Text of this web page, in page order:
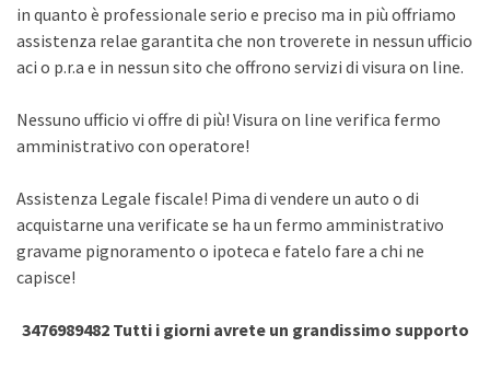
in quanto è professionale serio e preciso ma in più offriamo
assistenza relae garantita che non troverete in nessun ufficio
aci o p.r.a e in nessun sito che offrono servizi di visura on line.
Nessuno ufficio vi offre di più! Visura on line verifica fermo
amministrativo con operatore!
Assistenza Legale fiscale! Pima di vendere un auto o di
acquistarne una verificate se ha un fermo amministrativo
gravame pignoramento o ipoteca e fatelo fare a chi ne
capisce!
3476989482 Tutti i giorni avrete un grandissimo supporto